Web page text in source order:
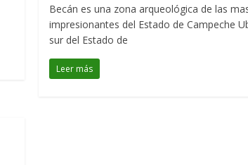
Becán es una zona arqueológica de las
impresionantes del Estado de Campeche
sur del Estado de
Leer más